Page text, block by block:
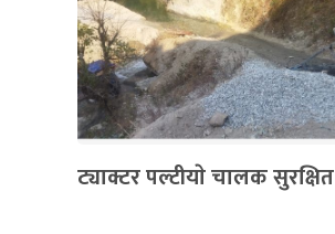
ट्याक्टर पल्टीयाे चालक सुरक्षित